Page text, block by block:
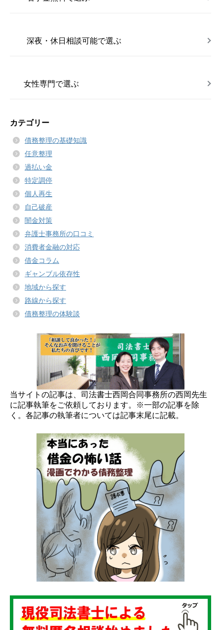
深夜・休日相談可能で選ぶ
女性専門で選ぶ
カテゴリー
債務整理の基礎知識
任意整理
過払い金
特定調停
個人再生
自己破産
闇金対策
弁護士事務所の口コミ
消費者金融の対応
借金コラム
ギャンブル依存性
地域から探す
路線から探す
債務整理の体験談
当サイトの記事は、司法書士西岡合同事務所の西岡先生
に記事執筆をご依頼しております。※一部の記事を除
く。各記事の執筆者については記事末尾に記載。